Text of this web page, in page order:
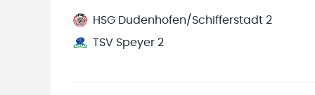
HSG Dudenhofen/Schifferstadt 2
TSV Speyer 2